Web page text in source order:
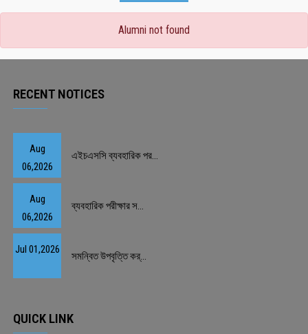
Alumni not found
RECENT NOTICES
Aug
06,2026
এইচএসসি ব্যবহারিক পর...
Aug
06,2026
ব্যবহারিক পরীক্ষার স...
Jul 01,2026
সমন্বিত উপবৃত্তি কর্...
QUICK LINK